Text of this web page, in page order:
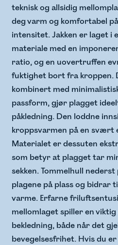
teknisk og allsidig
deg varm og komfortabel
intensitet. Jakken er laget i
materiale med en
ratio, og en uovertruffen
fuktighet bort fra kroppen.
kombinert med
passform, gjør plagget
påkledning. Den loddne
kroppsvarmen på en svært
Materialet er dessuten
som betyr at plagget tar
sekken. Tommelhull
plagene på plass og bidrar
varme. Erfarne
mellomlaget spiller en viktig
bekledning, både når det
bevegelsesfrihet. Hvis du